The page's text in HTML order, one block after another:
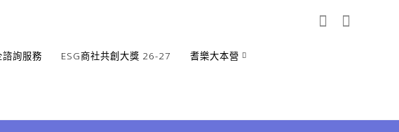
諮詢服務 ESG商社共創大獎 26-27 耆樂大本營